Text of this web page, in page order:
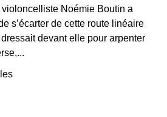
Noémie Boutin a
s’écarter de cette route linéaire
devant elle pour arpenter